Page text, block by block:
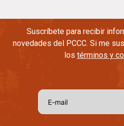
Suscríbete para recibir
novedades del PCCC. Si me
los términos y